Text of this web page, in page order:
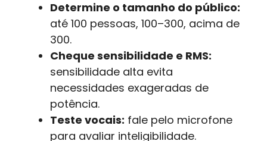
Determine o tamanho do público:
até 100 pessoas, 100–300, acima de
300.
Cheque sensibilidade e RMS:
sensibilidade alta evita
necessidades exageradas de
potência.
Teste vocais: fale pelo microfone
para avaliar inteligibilidade.